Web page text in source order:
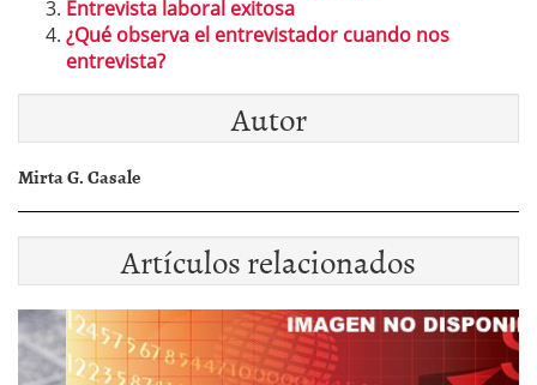
Entrevista laboral exitosa
¿Qué observa el entrevistador cuando nos
entrevista?
Autor
Mirta G. Casale
Artículos relacionados